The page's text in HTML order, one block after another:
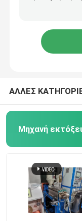
Καλώδιο που
Μηχανή
Μηχανή
Μηχανή
ΑΛΛΕΣ
Μηχανή